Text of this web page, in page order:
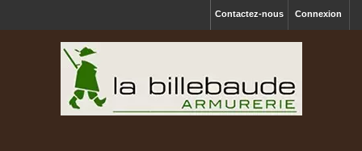
Connexion
Contactez-nous